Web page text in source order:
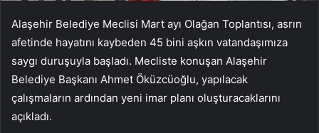
Alaşehir Belediye Meclisi Mart ayı Olağan Toplantısı, asrın
afetinde hayatını kaybeden 45 bini aşkın vatandaşımıza
saygı duruşuyla başladı. Mecliste konuşan Alaşehir
Belediye Başkanı Ahmet Öküzcüoğlu, yapılacak
çalışmaların ardından yeni imar planı oluşturacaklarını
açıkladı.